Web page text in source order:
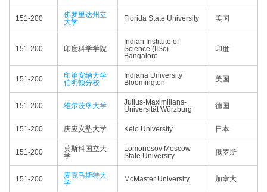
151-200
佛罗里达州立
大学
Florida State University 美国
151-200 印度科学学院
Indian Institute of
Science (IISc)
Bangalore
印度
151-200
印第安纳大学
伯明顿分校
Indiana University
Bloomington
美国
151-200 维尔茨堡大学
Julius-Maximilians-
Universität Würzburg
德国
151-200 庆应义塾大学 Keio University 日本
151-200
莫斯科国立大
学
Lomonosov Moscow
State University
俄罗斯
151-200
麦克马斯特大
学
McMaster University 加拿大